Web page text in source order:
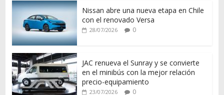
Nissan abre una nueva etapa en Chile
con el renovado Versa
28/07/2026 0
JAC renueva el Sunray y se convierte
en el minibús con la mejor relación
precio-equipamiento
23/07/2026 0